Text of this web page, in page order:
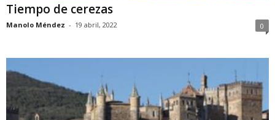
Tiempo de cerezas
Manolo Méndez - 19 abril, 2022 0